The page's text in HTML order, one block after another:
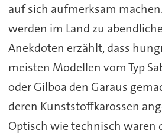
auf sich aufmerksam
werden im Land zu
Anekdoten erzählt, dass
meisten Modellen vom Typ
oder Gilboa den Garaus
deren Kunststoffkarossen
Optisch wie technisch waren